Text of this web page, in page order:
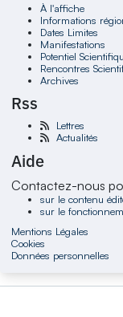
À l'affiche
Informations
Dates Limites
Manifestations
Potentiel
Rencontres
Archives
Rss
Lettres
Actualités
Aide
Contactez-nous
sur le contenu
sur le
Mentions Légales
Cookies
Données personnelles